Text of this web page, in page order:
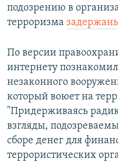
подозрению в
терроризма
По версии
интернету
незаконного
который воюет на
"Придерживаясь
взгляды,
сборе денег для
террористических